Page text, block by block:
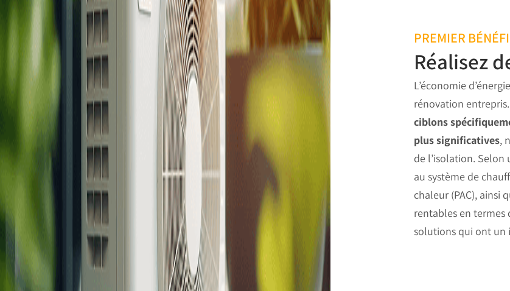
PREMIER
Réalisez
L’économie
rénovation
ciblons
plus significatives,
de l’isolation. Selon
au système de
chaleur (PAC), ainsi
rentables en termes
solutions qui ont un